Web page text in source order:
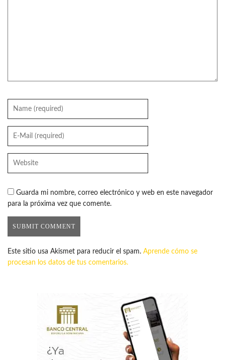
Guarda mi nombre, correo electrónico y web en este navegador
para la próxima vez que comente.
Este sitio usa Akismet para reducir el spam. Aprende cómo se
procesan los datos de tus comentarios.